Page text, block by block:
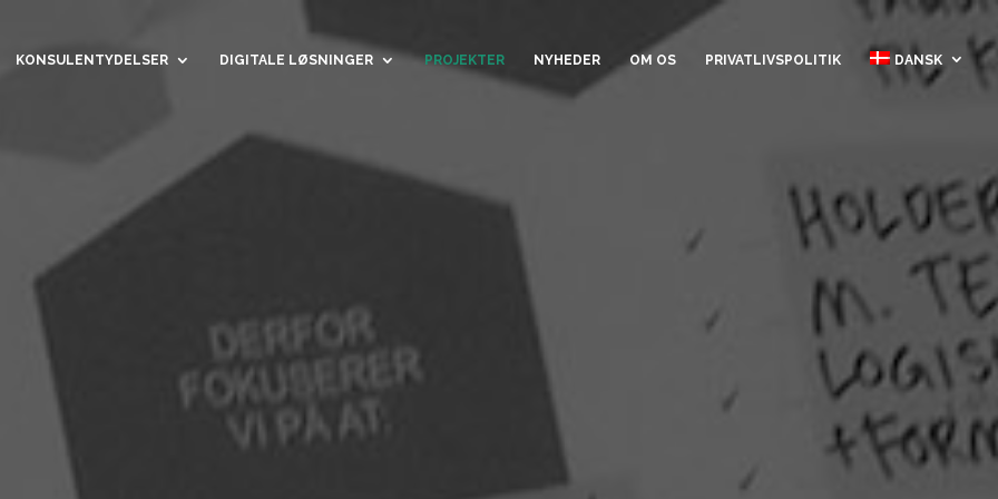
KONSULENTYDELSER DIGITALE LØSNINGER PROJEKTER NYHEDER OM OS PRIVATLIVSPOLITIK DANSK